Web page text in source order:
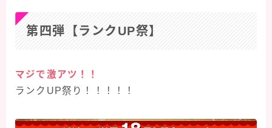
第四弾【ランクUP祭】
マジで激アツ！！
ランクUP祭り！！！！！